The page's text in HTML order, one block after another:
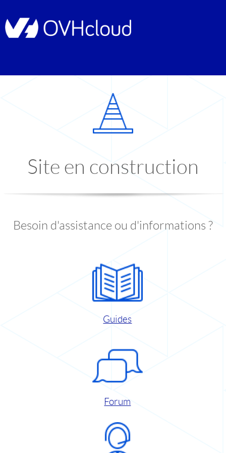
Site en construction
Besoin d'assistance ou d'informations ?
Guides
Forum